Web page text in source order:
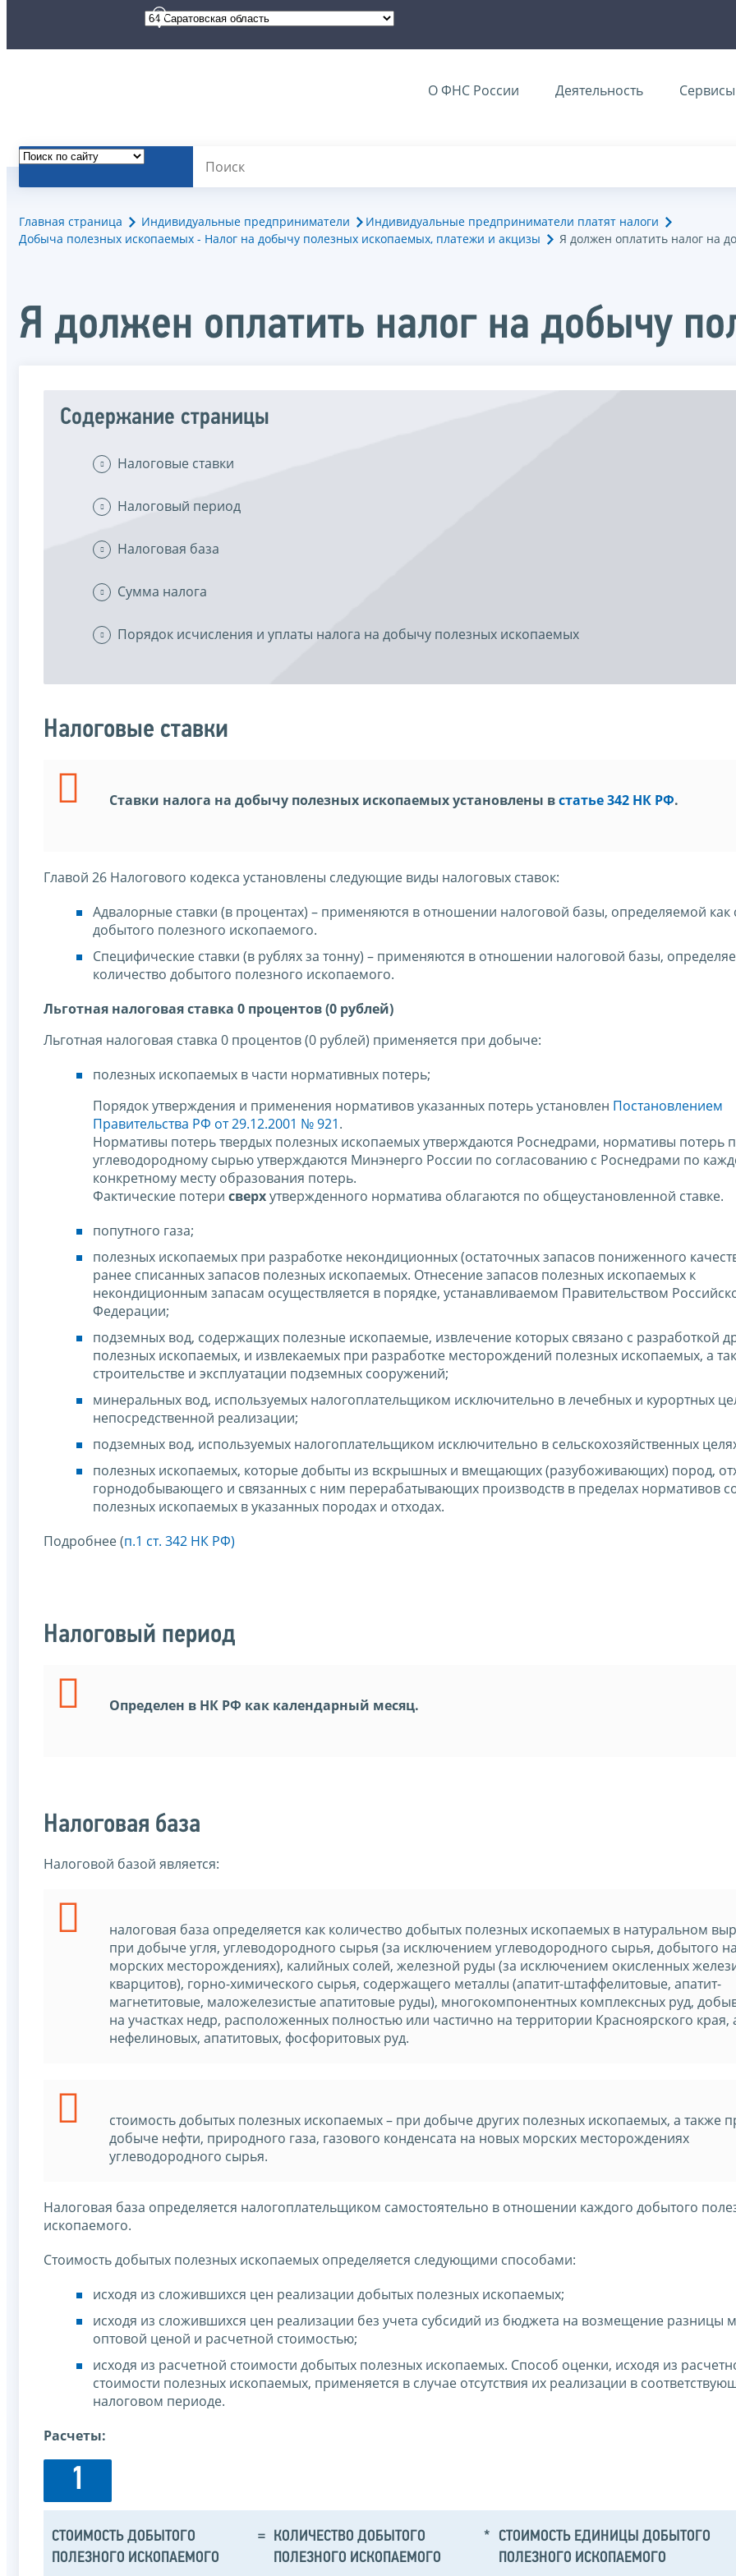
О ФНС России Деятельность Сервисы
Главная страница Индивидуальные предприниматели
Индивидуальные предприниматели платят налоги
Добыча полезных ископаемых - Налог на добычу полезных ископаемых, платежи и акцизы
Я должен оплатить налог на
Я должен оплатить налог на добычу
Содержание страницы
Налоговые ставки
Налоговый период
Налоговая база
Сумма налога
Порядок исчисления и уплаты налога на добычу полезных ископаемых
Налоговые ставки
Ставки налога на добычу полезных ископаемых установлены встатье 342 НК РФ.
Главой 26 Налогового кодекса установлены следующие виды налоговых ставок:
Адвалорные ставки (в процентах) – применяются в отношении налоговой базы, определяемой как
добытого полезного ископаемого.
Специфические ставки (в рублях за тонну) – применяются в отношении налоговой базы,
количество добытого полезного ископаемого.
Льготная налоговая ставка 0 процентов (0 рублей)
Льготная налоговая ставка 0 процентов (0 рублей) применяется при добыче:
полезных ископаемых в части нормативных потерь;
Порядок утверждения и применения нормативов указанных потерь установлен Постановлением
Правительства РФ от 29.12.2001 № 921.
Нормативы потерь твердых полезных ископаемых утверждаются Роснедрами, нормативы потерь
углеводородному сырью утверждаются Минэнерго России по согласованию с Роснедрами по
конкретному месту образования потерь.
Фактические потери сверхутвержденного норматива облагаются по общеустановленной ставке.
попутного газа;
полезных ископаемых при разработке некондиционных (остаточных запасов пониженного
ранее списанных запасов полезных ископаемых. Отнесение запасов полезных ископаемых к
некондиционным запасам осуществляется в порядке, устанавливаемом Правительством
Федерации;
подземных вод, содержащих полезные ископаемые, извлечение которых связано с разработкой
полезных ископаемых, и извлекаемых при разработке месторождений полезных ископаемых, а
строительстве и эксплуатации подземных сооружений;
минеральных вод, используемых налогоплательщиком исключительно в лечебных и курортных
непосредственной реализации;
подземных вод, используемых налогоплательщиком исключительно в сельскохозяйственных
полезных ископаемых, которые добыты из вскрышных и вмещающих (разубоживающих) пород,
горнодобывающего и связанных с ним перерабатывающих производств в пределах нормативов
полезных ископаемых в указанных породах и отходах.
Подробнее (п.1 ст. 342 НК РФ)
Налоговый период
Определен в НК РФ как календарный месяц.
Налоговая база
Налоговой базой является:
налоговая база определяется как количество добытых полезных ископаемых в натуральном
при добыче угля, углеводородного сырья (за исключением углеводородного сырья, добытого
морских месторождениях), калийных солей, железной руды (за исключением окисленных
кварцитов), горно-химического сырья, содержащего металлы (апатит-штаффелитовые, апатит-
магнетитовые, маложелезистые апатитовые руды), многокомпонентных комплексных руд,
на участках недр, расположенных полностью или частично на территории Красноярского края,
нефелиновых, апатитовых, фосфоритовых руд.
стоимость добытых полезных ископаемых – при добыче других полезных ископаемых, а также
добыче нефти, природного газа, газового конденсата на новых морских месторождениях
углеводородного сырья.
Налоговая база определяется налогоплательщиком самостоятельно в отношении каждого добытого
ископаемого.
Стоимость добытых полезных ископаемых определяется следующими способами:
исходя из сложившихся цен реализации добытых полезных ископаемых;
исходя из сложившихся цен реализации без учета субсидий из бюджета на возмещение разницы
оптовой ценой и расчетной стоимостью;
исходя из расчетной стоимости добытых полезных ископаемых. Способ оценки, исходя из
стоимости полезных ископаемых, применяется в случае отсутствия их реализации в
налоговом периоде.
Расчеты:
1
СТОИМОСТЬ ДОБЫТОГО
ПОЛЕЗНОГО ИСКОПАЕМОГО
=
КОЛИЧЕСТВО ДОБЫТОГО
ПОЛЕЗНОГО ИСКОПАЕМОГО
*
СТОИМОСТЬ ЕДИНИЦЫ ДОБЫТОГО
ПОЛЕЗНОГО ИСКОПАЕМОГО